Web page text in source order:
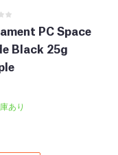
PC Space
Black 25g
あり